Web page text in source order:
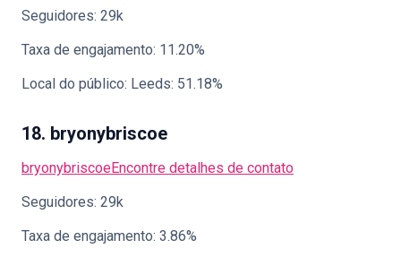
Seguidores: 29k
Taxa de engajamento: 11.20%
Local do público: Leeds: 51.18%
18. bryonybriscoe
bryonybriscoeEncontre detalhes de contato
Seguidores: 29k
Taxa de engajamento: 3.86%